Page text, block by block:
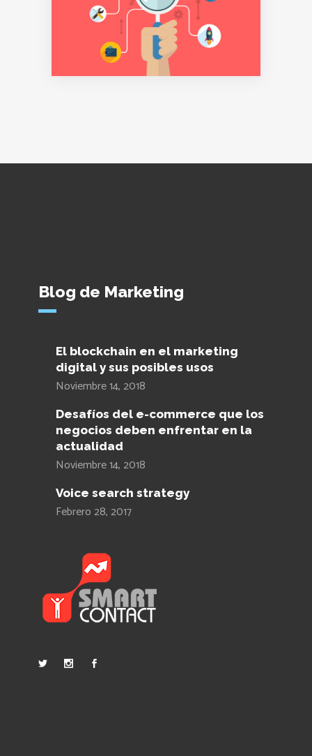
Blog de Marketing
El blockchain en el marketing
digital y sus posibles usos
Noviembre 14, 2018
Desafíos del e-commerce que los
negocios deben enfrentar en la
actualidad
Noviembre 14, 2018
Voice search strategy
Febrero 28, 2017